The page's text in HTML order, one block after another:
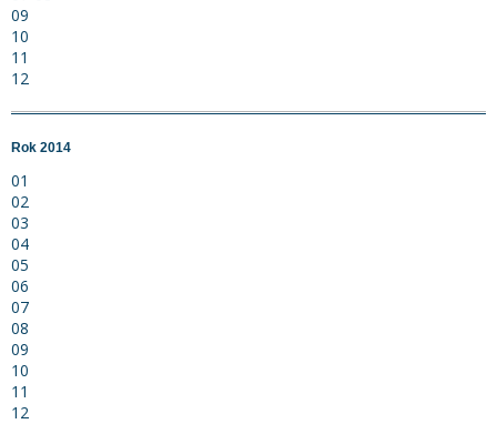
09
10
11
12
Rok 2014
01
02
03
04
05
06
07
08
09
10
11
12